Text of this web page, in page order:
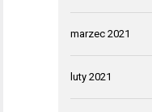
marzec 2021
luty 2021